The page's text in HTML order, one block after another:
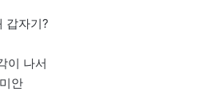
갑자기?
이 나서
안